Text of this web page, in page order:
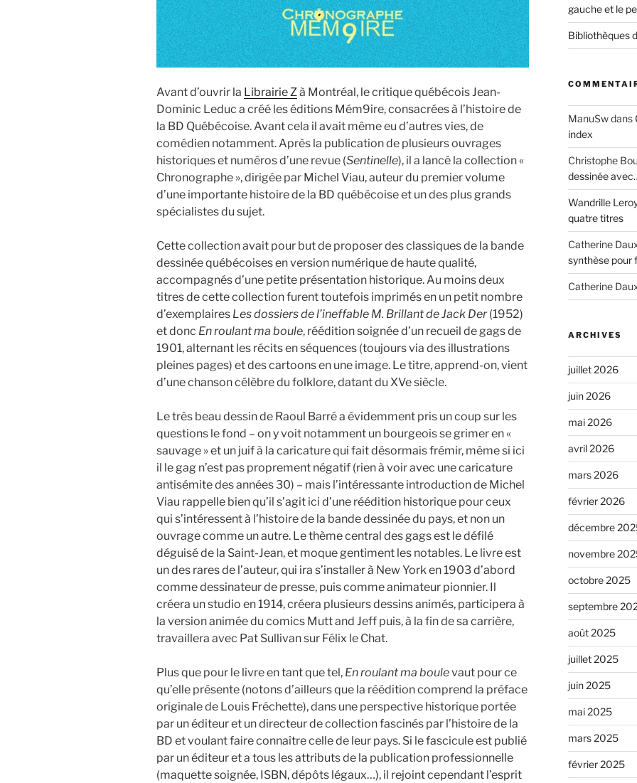
Avant d’ouvrir la Librairie Zà Montréal, le critique québécois Jean-
Dominic Leduc a créé les éditions Mém9ire, consacrées à l’histoire de
la BD Québécoise. Avant cela il avait même eu d’autres vies, de
comédien notamment. Après la publication de plusieurs ouvrages
historiques et numéros d’une revue (Sentinelle), il a lancé la collection «
Chronographe », dirigée par Michel Viau, auteur du premier volume
d’une importante histoire de la BD québécoise et un des plus grands
spécialistes du sujet.
Cette collection avait pour but de proposer des classiques de la bande
dessinée québécoises en version numérique de haute qualité,
accompagnés d’une petite présentation historique. Au moins deux
titres de cette collection furent toutefois imprimés en un petit nombre
d’exemplaires Les dossiers de l’ineffable M. Brillant de Jack Der(1952)
et donc En roulant ma boule, réédition soignée d’un recueil de gags de
1901, alternant les récits en séquences (toujours via des illustrations
pleines pages) et des cartoons en une image. Le titre, apprend-on, vient
d’une chanson célèbre du folklore, datant du XVe siècle.
Le très beau dessin de Raoul Barré a évidemment pris un coup sur les
questions le fond – on y voit notamment un bourgeois se grimer en «
sauvage » et un juif à la caricature qui fait désormais frémir, même si ici
il le gag n’est pas proprement négatif (rien à voir avec une caricature
antisémite des années 30) – mais l’intéressante introduction de Michel
Viau rappelle bien qu’il s’agit ici d’une réédition historique pour ceux
qui s’intéressent à l’histoire de la bande dessinée du pays, et non un
ouvrage comme un autre. Le thème central des gags est le défilé
déguisé de la Saint-Jean, et moque gentiment les notables. Le livre est
un des rares de l’auteur, qui ira s’installer à New York en 1903 d’abord
comme dessinateur de presse, puis comme animateur pionnier. Il
créera un studio en 1914, créera plusieurs dessins animés, participera à
la version animée du comics Mutt and Jeff puis, à la fin de sa carrière,
travaillera avec Pat Sullivan sur Félix le Chat.
Plus que pour le livre en tant que tel, En roulant ma boulevaut pour ce
qu’elle présente (notons d’ailleurs que la réédition comprend la préface
originale de Louis Fréchette), dans une perspective historique portée
par un éditeur et un directeur de collection fascinés par l’histoire de la
BD et voulant faire connaître celle de leur pays. Si le fascicule est publié
par un éditeur et a tous les attributs de la publication professionnelle
(maquette soignée, ISBN, dépôts légaux…), il rejoint cependant l’esprit
gauche et le
Bibliothèques
ManuSwdans
index
Christophe
dessinée
Wandrille
quatre titres
Catherine
synthèse pour
Catherine
ARCHIVES
juillet 2026
juin 2026
mai 2026
avril 2026
mars 2026
février 2026
décembre
novembre
octobre 2025
septembre
août 2025
juillet 2025
juin 2025
mai 2025
mars 2025
février 2025